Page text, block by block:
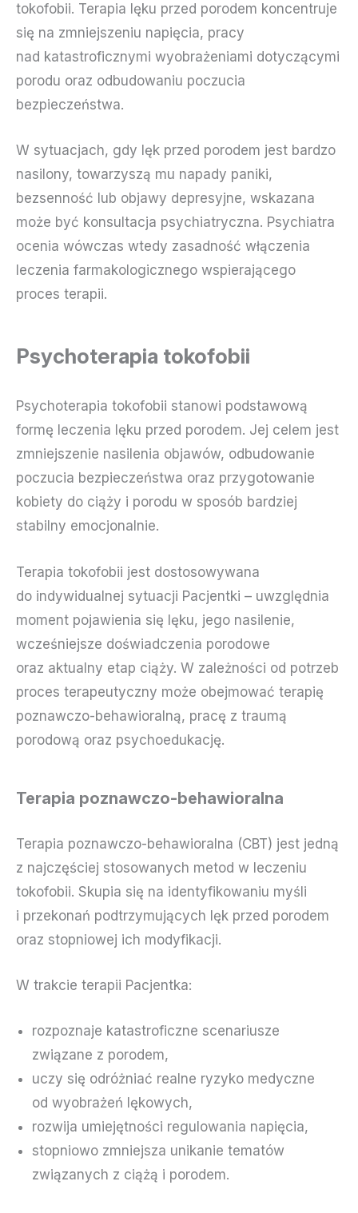
tokofobii. Terapia lęku przed porodem koncentruje
się na zmniejszeniu napięcia, pracy
nad katastroficznymi wyobrażeniami dotyczącymi
porodu oraz odbudowaniu poczucia
bezpieczeństwa.
W sytuacjach, gdy lęk przed porodem jest bardzo
nasilony, towarzyszą mu napady paniki,
bezsenność lub objawy depresyjne, wskazana
może być konsultacja psychiatryczna. Psychiatra
ocenia wówczas wtedy zasadność włączenia
leczenia farmakologicznego wspierającego
proces terapii.
Psychoterapia tokofobii
Psychoterapia tokofobii stanowi podstawową
formę leczenia lęku przed porodem. Jej celem jest
zmniejszenie nasilenia objawów, odbudowanie
poczucia bezpieczeństwa oraz przygotowanie
kobiety do ciąży i porodu w sposób bardziej
stabilny emocjonalnie.
Terapia tokofobii jest dostosowywana
do indywidualnej sytuacji Pacjentki – uwzględnia
moment pojawienia się lęku, jego nasilenie,
wcześniejsze doświadczenia porodowe
oraz aktualny etap ciąży. W zależności od potrzeb
proces terapeutyczny może obejmować terapię
poznawczo-behawioralną, pracę z traumą
porodową oraz psychoedukację.
Terapia poznawczo-behawioralna
Terapia poznawczo-behawioralna (CBT) jest jedną
z najczęściej stosowanych metod w leczeniu
tokofobii. Skupia się na identyfikowaniu myśli
i przekonań podtrzymujących lęk przed porodem
oraz stopniowej ich modyfikacji.
W trakcie terapii Pacjentka:
rozpoznaje katastroficzne scenariusze
związane z porodem,
uczy się odróżniać realne ryzyko medyczne
od wyobrażeń lękowych,
rozwija umiejętności regulowania napięcia,
stopniowo zmniejsza unikanie tematów
związanych z ciążą i porodem.